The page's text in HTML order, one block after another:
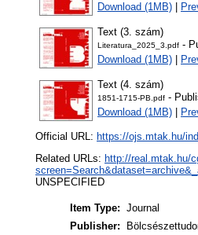
Download (1MB)
Text (3. szám)
Literatura_2025_3.pdf -
Download (1MB)
Text (4. szám)
1851-1715-PB.pdf -
Download (1MB)
Official URL: https://ojs.mtak.hu/
Related URLs: http://real.mtak.hu/
UNSPECIFIED
Item Type: Journal
Publisher: